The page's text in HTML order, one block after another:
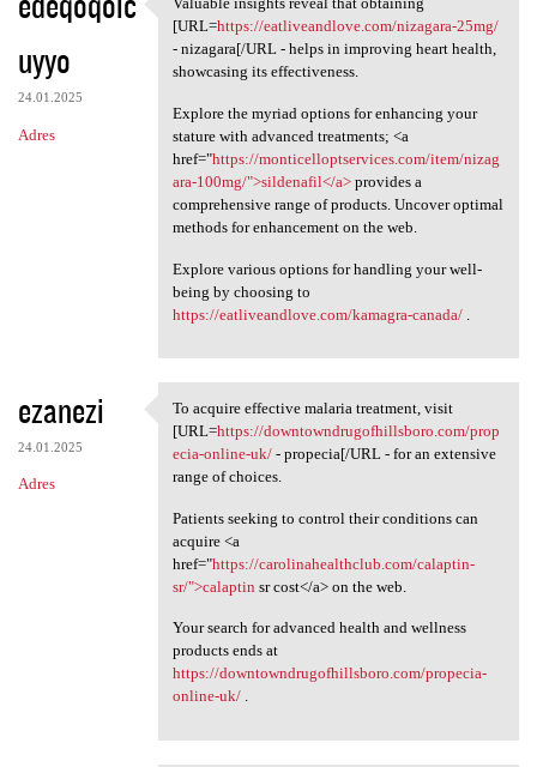
uyyo
24.01.2025
Adres
Valuable insights reveal that
[URL=https://eatliveandlove.com/nizagara-25mg/
- nizagara[/URL - helps in improving heart health,
showcasing its effectiveness.
Explore the myriad options for enhancing your
stature with advanced treatments; <a
href="https://monticelloptservices.com/item/nizag
ara-100mg/">sildenafil</a>provides a
comprehensive range of products. Uncover optimal
methods for enhancement on the web.
Explore various options for handling your well-
being by choosing to
https://eatliveandlove.com/kamagra-canada/.
ezanezi
24.01.2025
Adres
To acquire effective malaria
To acquire effective malaria treatment, visit
[URL=https://downtowndrugofhillsboro.com/prop
ecia-online-uk/- propecia[/URL - for an extensive
range of choices.
Patients seeking to control their conditions can
acquire <a
href="https://carolinahealthclub.com/calaptin-
sr/">calaptin sr cost</a> on the web.
Your search for advanced health and wellness
products ends at
https://downtowndrugofhillsboro.com/propecia-
online-uk/.